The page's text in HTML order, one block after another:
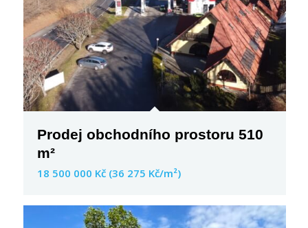
Prodej obchodního prostoru 510
m²
1​8​ ​5​0​0​ ​0​0​0​ ​K​č​ ​(​3​6​ ​2​7​5​ ​K​č​/​m​²​)​